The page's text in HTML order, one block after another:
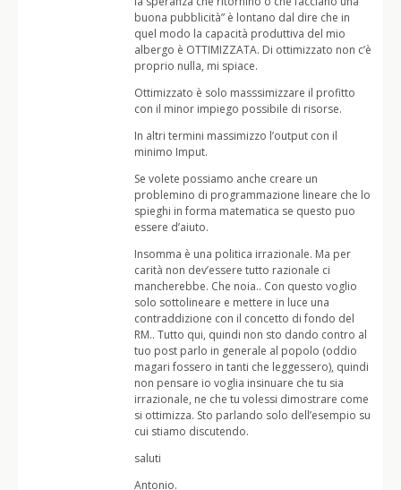
buona pubblicità” è lontano dal dire che in
quel modo la capacità produttiva del mio
albergo è OTTIMIZZATA. Di ottimizzato non c’è
proprio nulla, mi spiace.
Ottimizzato è solo masssimizzare il profitto
con il minor impiego possibile di risorse.
In altri termini massimizzo l’output con il
minimo Imput.
Se volete possiamo anche creare un
problemino di programmazione lineare che lo
spieghi in forma matematica se questo puo
essere d’aiuto.
Insomma è una politica irrazionale. Ma per
carità non dev’essere tutto razionale ci
mancherebbe. Che noia.. Con questo voglio
solo sottolineare e mettere in luce una
contraddizione con il concetto di fondo del
RM.. Tutto qui, quindi non sto dando contro al
tuo post parlo in generale al popolo (oddio
magari fossero in tanti che leggessero), quindi
non pensare io voglia insinuare che tu sia
irrazionale, ne che tu volessi dimostrare come
si ottimizza. Sto parlando solo dell’esempio su
cui stiamo discutendo.
saluti
Antonio.